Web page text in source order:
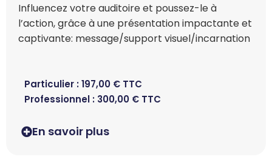
Influencez votre auditoire et poussez-le à
l’action, grâce à une présentation impactante et
captivante: message/support visuel/incarnation
Particulier :197,00 € TTC
Professionnel : 300,00 € TTC
En savoir plus